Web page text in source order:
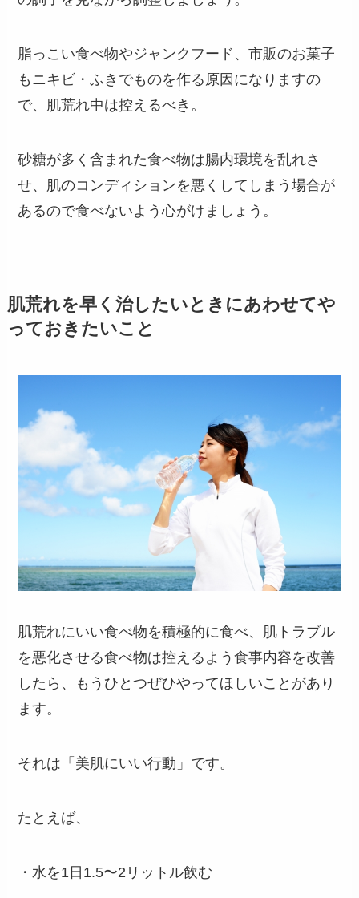
脂っこい食べ物やジャンクフード、市販のお菓子
もニキビ・ふきでものを作る原因になりますの
で、肌荒れ中は控えるべき。
砂糖が多く含まれた食べ物は腸内環境を乱れさ
せ、肌のコンディションを悪くしてしまう場合が
あるので食べないよう心がけましょう。
肌荒れを早く治したいときにあわせてや
っておきたいこと
肌荒れにいい食べ物を積極的に食べ、肌トラブル
を悪化させる食べ物は控えるよう食事内容を改善
したら、もうひとつぜひやってほしいことがあり
ます。
それは「美肌にいい行動」です。
たとえば、
・水を1日1.5〜2リットル飲む